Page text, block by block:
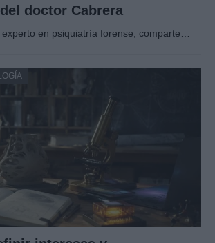
doctor Cabrera
experto en psiquiatría forense, comparte…